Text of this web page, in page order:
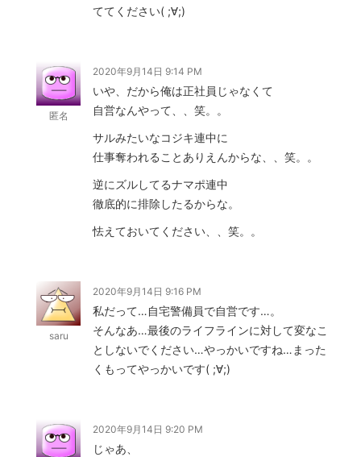
ててください( ;∀;)
匿名
2020年9月14日 9:14 PM
いや、だから俺は正社員じゃなくて
自営なんやって、、笑。。
サルみたいなコジキ連中に
仕事奪われることありえんからな、、笑。。
逆にズルしてるナマポ連中
徹底的に排除したるからな。
怯えておいてください、、笑。。
saru
2020年9月14日 9:16 PM
私だって…自宅警備員で自営です…。
そんなあ…最後のライフラインに対して変なこ
としないでください…やっかいですね…まった
くもってやっかいです( ;∀;)
2020年9月14日 9:20 PM
じゃあ、